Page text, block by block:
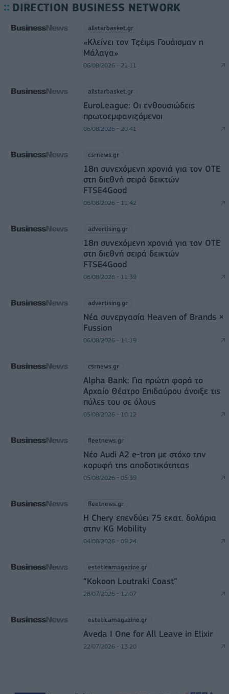
DIRECTION BUSINESS NETWORK
allstarbasket.gr
«Κλείνει τον Τζέιμς Γουάισμαν η
Μάλαγα»
06/08/2026 - 21:11
allstarbasket.gr
EuroLeague: Οι ενθουσιώδεις
πρωτοεμφανιζόμενοι
06/08/2026 - 20:41
csrnews.gr
18η συνεχόμενη χρονιά για τον ΟΤΕ
στη διεθνή σειρά δεικτών
FTSE4Good
06/08/2026 - 11:42
advertising.gr
18η συνεχόμενη χρονιά για τον ΟΤΕ
στη διεθνή σειρά δεικτών
FTSE4Good
06/08/2026 - 11:39
advertising.gr
Νέα συνεργασία Heaven of Brands ×
Fussion
06/08/2026 - 11:19
csrnews.gr
Alpha Bank: Για πρώτη φορά το
Αρχαίο Θέατρο Επιδαύρου άνοιξε τις
πύλες του σε όλους
05/08/2026 - 10:12
fleetnews.gr
Νέο Audi A2 e-tron με στόχο την
κορυφή της αποδοτικότητας
05/08/2026 - 05:39
fleetnews.gr
Η Chery επενδύει 75 εκατ. δολάρια
στην KG Mobility
04/08/2026 - 09:24
esteticamagazine.gr
“Kokoon Loutraki Coast”
28/07/2026 - 12:07
esteticamagazine.gr
Aveda I One for All Leave in Elixir
22/07/2026 - 13:20